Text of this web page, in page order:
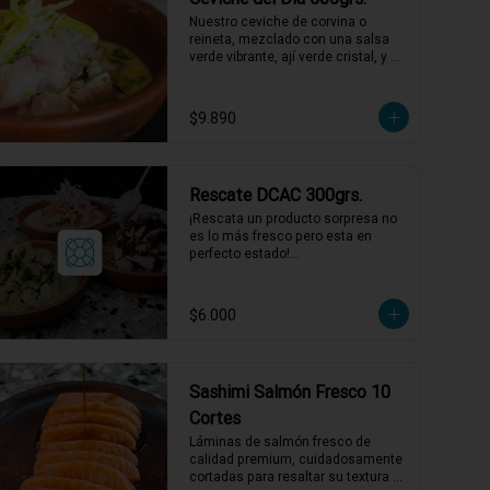
1 a 2 personas comen de este
plato!
*El peso neto corresponde al
acompañamientos incluidos.
Nuestro ceviche de corvina o
reineta, mezclado con una salsa
verde vibrante, ají verde cristal, y un
caldo de locos con limón,
reducción de chardonnay y un
1 a 2 personas comen de este
plato!
*El peso neto corresponde al
producto en su presentación
$9.890
Rescate DCAC 300grs.
¡Rescata un producto sorpresa no
es lo más fresco pero esta en
perfecto estado!
fecha de caducidad el mismo día o
al día siguiente.
acompañamientos incluidos.
$6.000
Sashimi Salmón Fresco 10
Cortes
Láminas de salmón fresco de
calidad premium, cuidadosamente
cortadas para resaltar su textura